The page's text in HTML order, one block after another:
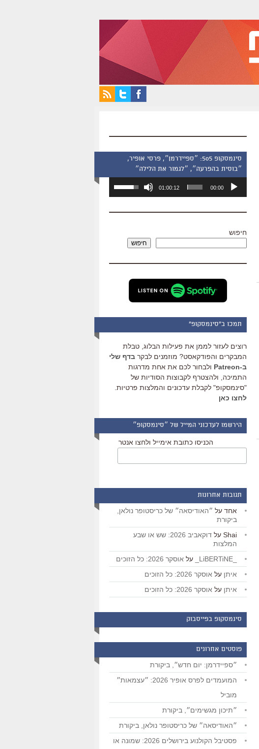
סינמסקופ 505: ״ספיידרמן״, פרסי אופיר,
״בוסית בהפרעה״, ״לגמור את הלילה״
אודיו
00:00
01:00:12
השתמש
כדי
שמע.
חיפוש
חיפוש
תמכו ב"סינמסקופ"
רוצים לעזור לממן את פעילות הבלוג, טבלת
המבקרים והפודקאסט? מוזמנים לבקר בדף שלי
ב-Patreon
ולבחור לכם את אחת מדרגות
התמיכה, ולהצטרף לקבוצות הסודיות של
"סינמסקופ" לקבלת עדכונים והמלצות פרטיות.
לחצו כאן
הירשמו לעדכוני המייל של ״סינמסקופ״
הכניסו כתובת אימייל ולחצו אנטר
תגובות אחרונות
אחד על ״האודיסאה״ של כריסטופר נולאן,
ביקורת
Shai על
דוקאביב 2026: שש או שבע
המלצות
על אוסקר 2026: כל הזוכים
איתן על אוסקר 2026: כל הזוכים
איתן על אוסקר 2026: כל הזוכים
סינמסקופ בפייסבוק
פוסטים אחרונים
״ספיידרמן: יום חדש״, ביקורת
המועמדים לפרס אופיר 2026: ״עצמאות״
מוביל
״תיכון מגשימים״, ביקורת
״האודיסאה״ של כריסטופר נולאן, ביקורת
פסטיבל הקולנוע בירושלים 2026: שמונה או